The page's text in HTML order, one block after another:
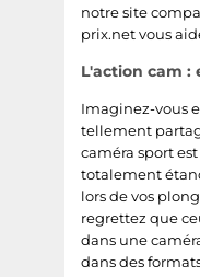
notre site
prix.net vous
L'action cam :
Imaginez-vous
tellement
caméra sport
totalement
lors de vos
regrettez que
dans une
dans des